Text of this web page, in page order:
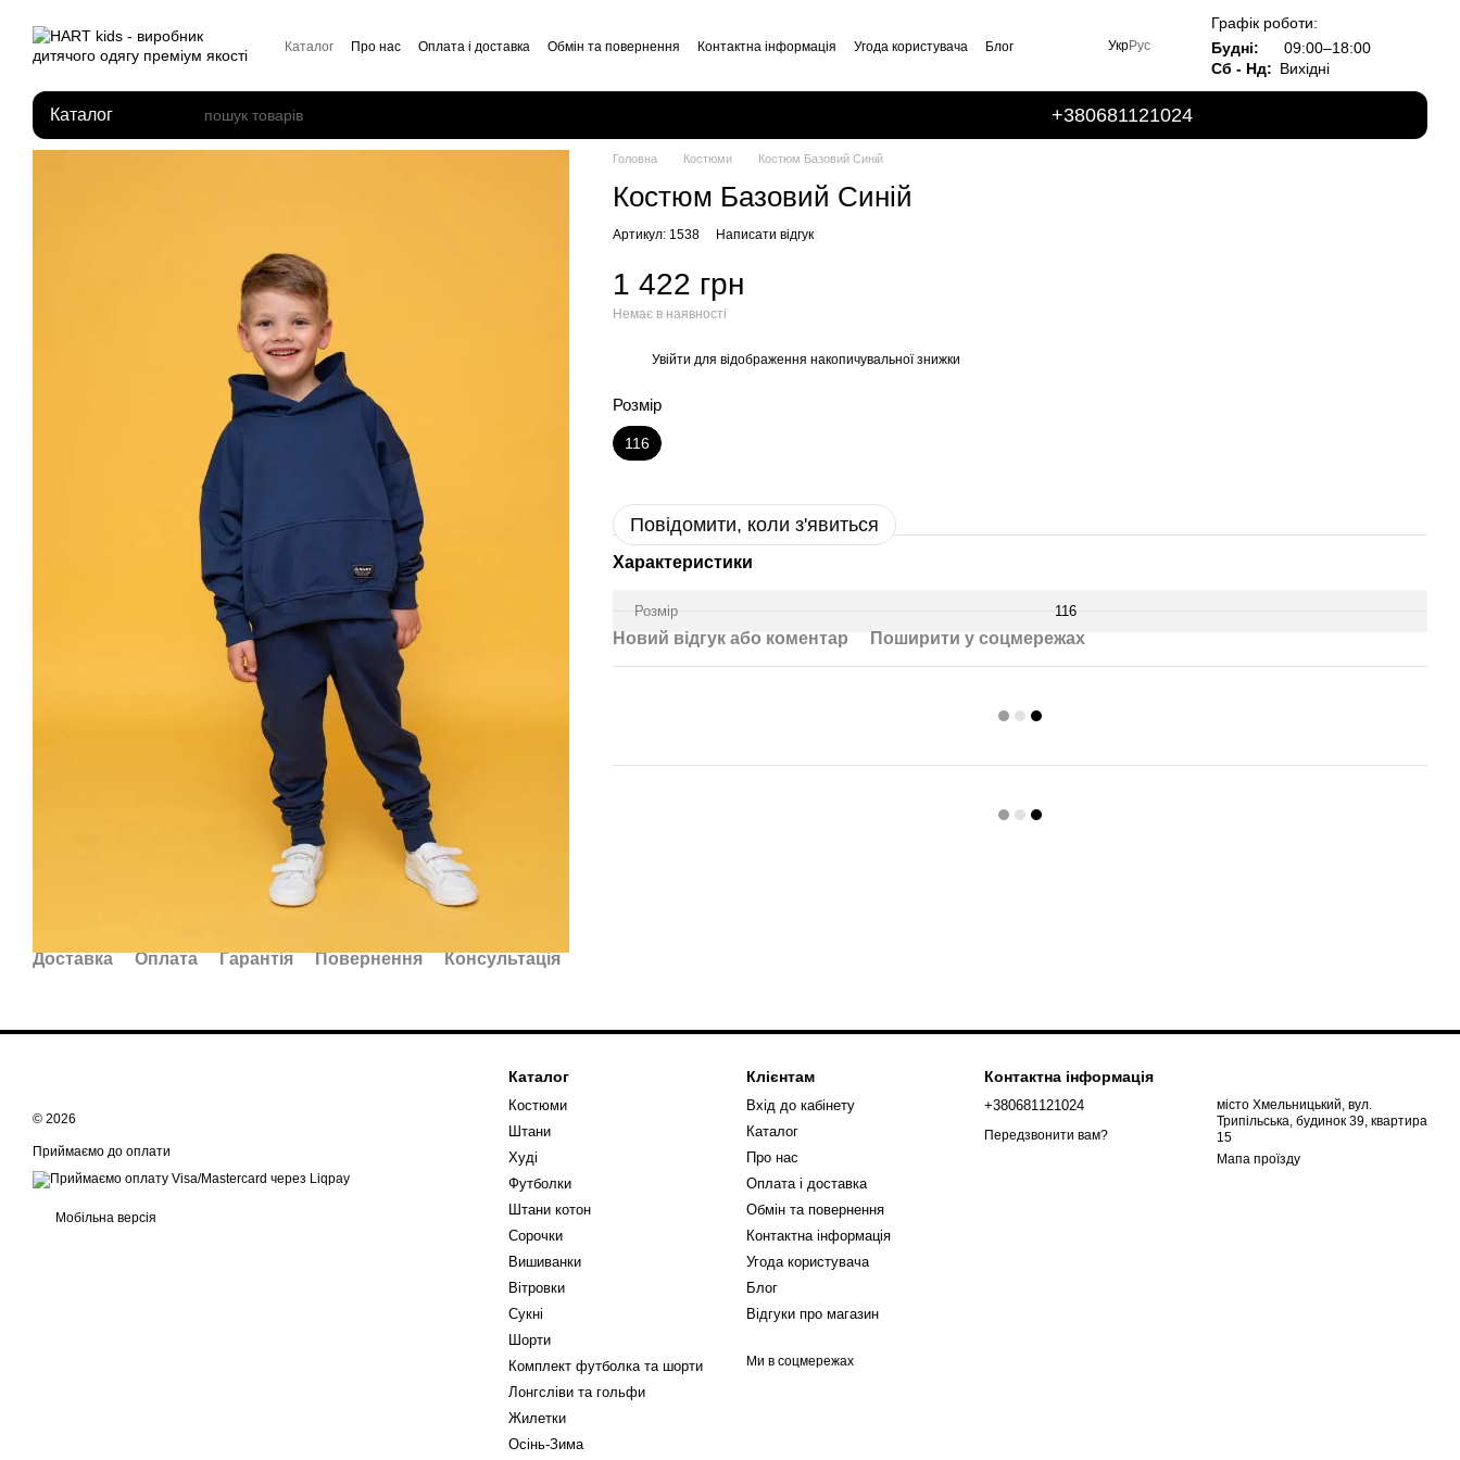
Каталог Про нас Оплата і доставка Обмін та повернення Контактна інформація Угода користувача
Блог
УкрРус
Графік роботи:
Будні:
09:00–18:00
Сб - Нд: Вихідні
Каталог +380681121024
Доставка Оплата Гарантія Повернення Консультація
Головна Костюми Костюм Базовий Синій
Костюм Базовий Синій
Артикул: 1538 Написати відгук
1 422 грн
Немає в наявності
Увійти для відображення накопичувальної знижки
Розмір
116
Повідомити, коли з'явиться
Характеристики
Розмір 116
Новий відгук або коментар Поширити у соцмережах
© 2026
Приймаємо до оплати
Мобільна версія
Каталог
Костюми
Штани
Худі
Футболки
Штани котон
Сорочки
Вишиванки
Вітровки
Сукні
Шорти
Комплект футболка та шорти
Лонгсліви та гольфи
Жилетки
Осінь-Зима
Клієнтам
Вхід до кабінету
Каталог
Про нас
Оплата і доставка
Обмін та повернення
Контактна інформація
Угода користувача
Блог
Відгуки про магазин
Ми в соцмережах
Контактна інформація
+380681121024
Передзвонити вам?
місто Хмельницький, вул.
Трипільська, будинок 39, квартира
15
Мапа проїзду